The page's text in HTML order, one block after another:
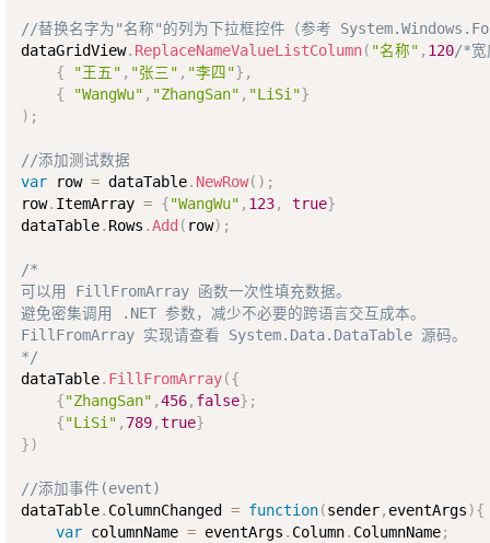
//替换名字为"名称"的列为下拉框控件（参考
dataGridView. ReplaceNameValueListColumn( "名称" , 120/*宽
{
"王五" , "张三" , "李四"} ,
{
"WangWu" , "ZhangSan" , "LiSi"}
) ;
//添加测试数据
var row = dataTable. NewRow( ) ;
row. ItemArray = {"WangWu" , 123, true}
dataTable. Rows .Add ( row) ;
/*
可以用 FillFromArray 函数一次性填充数据。
避免密集调用 .NET 参数，减少不必要的跨语言交互成本。
FillFromArray 实现请查看 System.Data.DataTable 源码。
*/
dataTable. FillFromArray({
{"ZhangSan" ,456, false} ;
{"LiSi" , 789,true}
})
//添加事件(event)
dataTable. ColumnChanged = function(sender, eventArgs){
var columnName = eventArgs . Column. ColumnName;